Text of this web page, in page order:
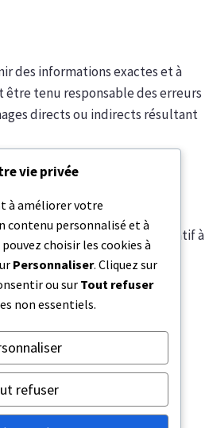
des informations exactes et à
être tenu responsable des erreurs
directs ou indirects résultant
droit français. Tout litige relatif à
la compétence exclusive des
vie privée
à améliorer votre
contenu personnalisé et à
choisir les cookies à
Personnaliser. Cliquez sur
ou sur Tout refuser
non essentiels.
refuser